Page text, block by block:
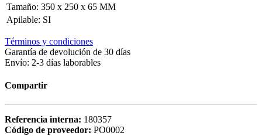
Tamaño: 350 x 250 x 65 MM
Apilable: SI
Términos y condiciones
Garantía de devolución de 30 días
Envío: 2-3 días laborables
Compartir
Referencia interna: 180357
Código de proveedor: PO0002